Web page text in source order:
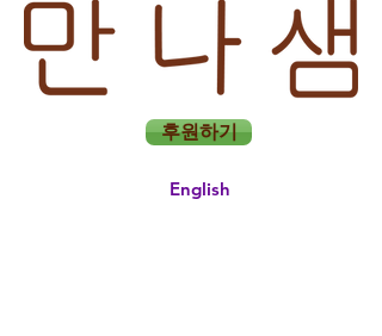
후원하기
English